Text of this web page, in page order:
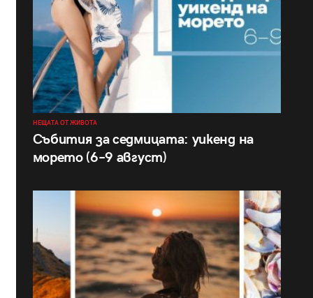
НЕЩАТА ОТ ЖИВОТА
Събития за седмицата: уикенд на
морето (6–9 август)